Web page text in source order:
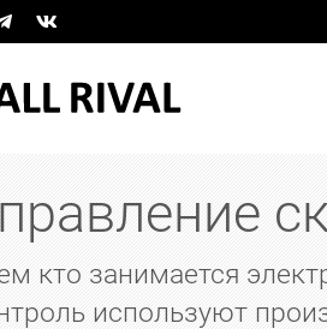
кто занимается
используют